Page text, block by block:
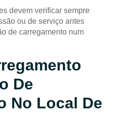
devem verificar sempre
ou de serviço antes
de carregamento num
De
No Local De